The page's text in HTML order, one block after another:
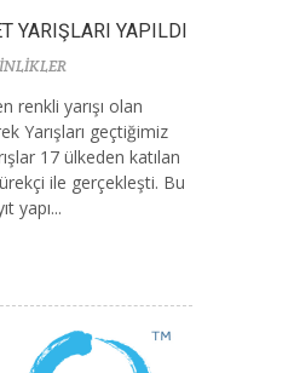
YARIŞLARI YAPILDI
renkli yarışı olan
Yarışları geçtiğimiz
17 ülkeden katılan
ile gerçekleşti. Bu
yapı...